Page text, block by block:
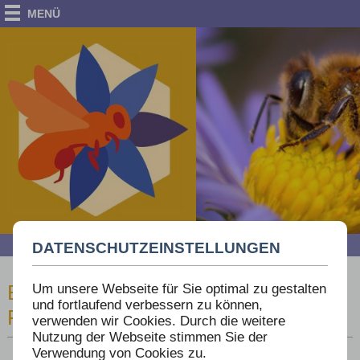
DATENSCHUTZEINSTELLUNGEN
Um unsere Webseite für Sie optimal zu gestalten
und fortlaufend verbessern zu können,
verwenden wir Cookies. Durch die weitere
Nutzung der Webseite stimmen Sie der
Verwendung von Cookies zu.
MENÜ
Die Bienen-Bücherei am Eichenwald Dr. Werner Mühlen
BIENENKUNDLICHE SACH- UND
FACHBÜCHER